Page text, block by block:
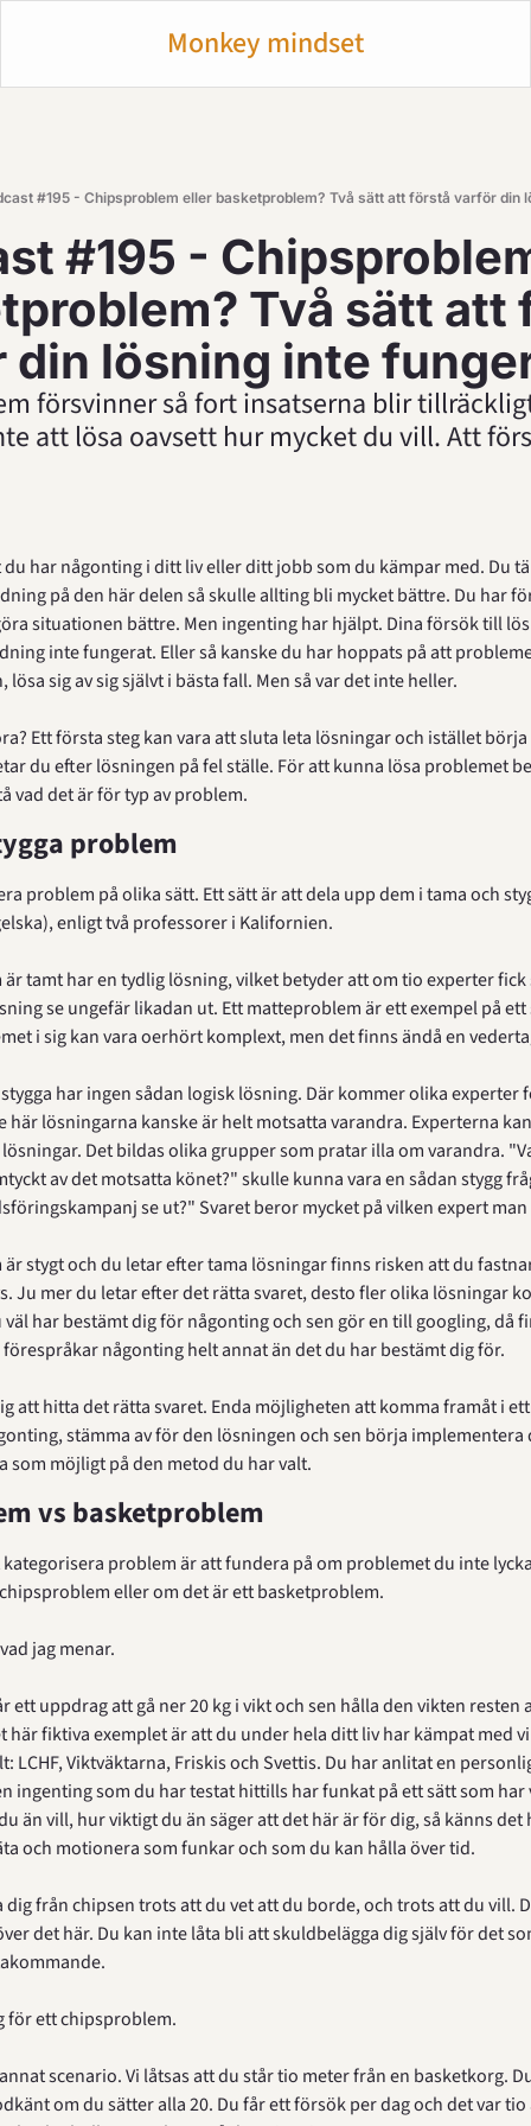
Monkey mindset
#195 - Chipsproblem eller basketproblem? Två sätt att förstå varför din
#195 -
Två sätt att
din lösning inte
försvinner så fort insatserna blir
att lösa oavsett hur mycket du vill. Att
du har någonting i ditt liv eller ditt jobb som du kämpar med. Du
på den här delen så skulle allting bli mycket bättre. Du har
situationen bättre. Men ingenting har hjälpt. Dina försök till
inte fungerat. Eller så kanske du har hoppats på att
sig av sig självt i bästa fall. Men så var det inte heller.
Ett första steg kan vara att sluta leta lösningar och istället
du efter lösningen på fel ställe. För att kunna lösa problemet
vad det är för typ av problem.
problem
problem på olika sätt. Ett sätt är att dela upp dem i tama och
enligt två professorer i Kalifornien.
tamt har en tydlig lösning, vilket betyder att om tio experter
se ungefär likadan ut. Ett matteproblem är ett exempel på
i sig kan vara oerhört komplext, men det finns ändå en
har ingen sådan logisk lösning. Där kommer olika experter
här lösningarna kanske är helt motsatta varandra. Experterna
Det bildas olika grupper som pratar illa om varandra.
av det motsatta könet?" skulle kunna vara en sådan stygg
se ut?" Svaret beror mycket på vilken expert
stygt och du letar efter tama lösningar finns risken att du
Ju mer du letar efter det rätta svaret, desto fler olika lösningar
har bestämt dig för någonting och sen gör en till googling, då
någonting helt annat än det du har bestämt dig för.
att hitta det rätta svaret. Enda möjligheten att komma framåt i
stämma av för den lösningen och sen börja implementera
som möjligt på den metod du har valt.
vs basketproblem
problem är att fundera på om problemet du inte
eller om det är ett basketproblem.
jag menar.
ett uppdrag att gå ner 20 kg i vikt och sen hålla den vikten resten
här fiktiva exemplet är att du under hela ditt liv har kämpat med
LCHF, Viktväktarna, Friskis och Svettis. Du har anlitat en
ingenting som du har testat hittills har funkat på ett sätt som
än vill, hur viktigt du än säger att det här är för dig, så känns
och motionera som funkar och som du kan hålla över tid.
dig från chipsen trots att du vet att du borde, och trots att du vill.
det här. Du kan inte låta bli att skuldbelägga dig själv för det
för ett chipsproblem.
scenario. Vi låtsas att du står tio meter från en basketkorg.
om du sätter alla 20. Du får ett försök per dag och det var